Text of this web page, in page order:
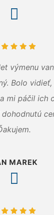
výmenu
Bolo
mi páčil ich
MAREK